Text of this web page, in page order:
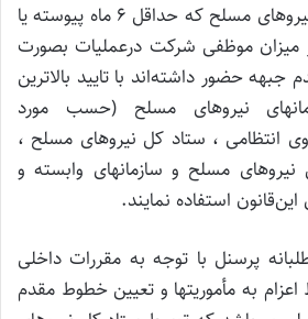
ثابت، پیمانی و وظیفه نیروهای مسلح که حداقل ۶ ماه پیوسته یا
بر میزان موظفی شرکت در‌عملیات بصورت
حضور داشته‌اند با تایید بالاترین
نیروهای مسلح (‌حسب مورد
انتظامی ، ستاد کل نیروهای مسلح ،
نیروهای مسلح و سازمانهای وابسته و
این‌قانون استفاده نمایند.
پرسنل با توجه به مقررات داخلی
به مأموریتها و تعیین خطوط مقدم